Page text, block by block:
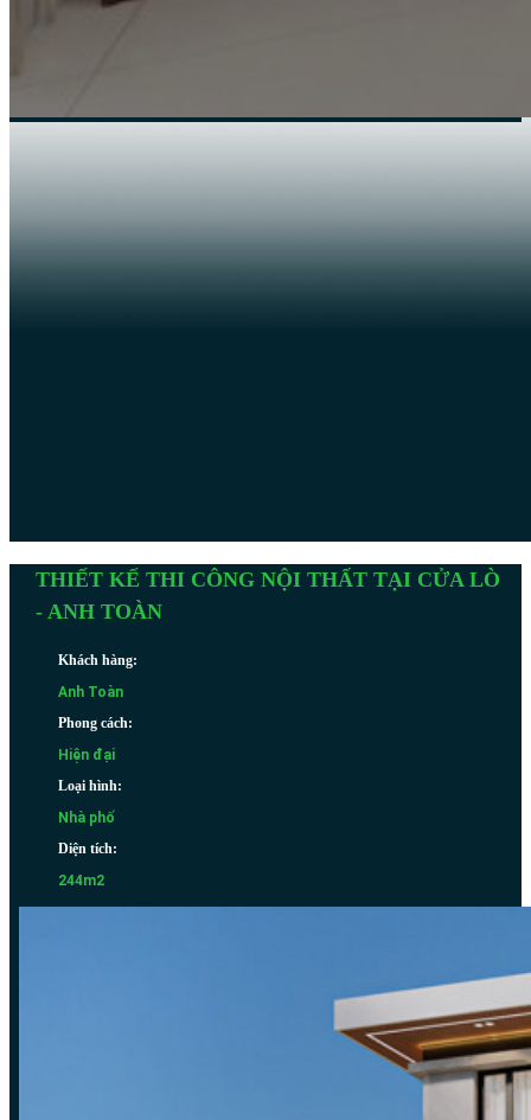
THIẾT KẾ THI CÔNG NỘI THẤT TẠI CỬA LÒ
- ANH TOÀN
Khách hàng:
Anh Toàn
Phong cách:
Hiện đại
Loại hình:
Nhà phố
Diện tích:
244m2